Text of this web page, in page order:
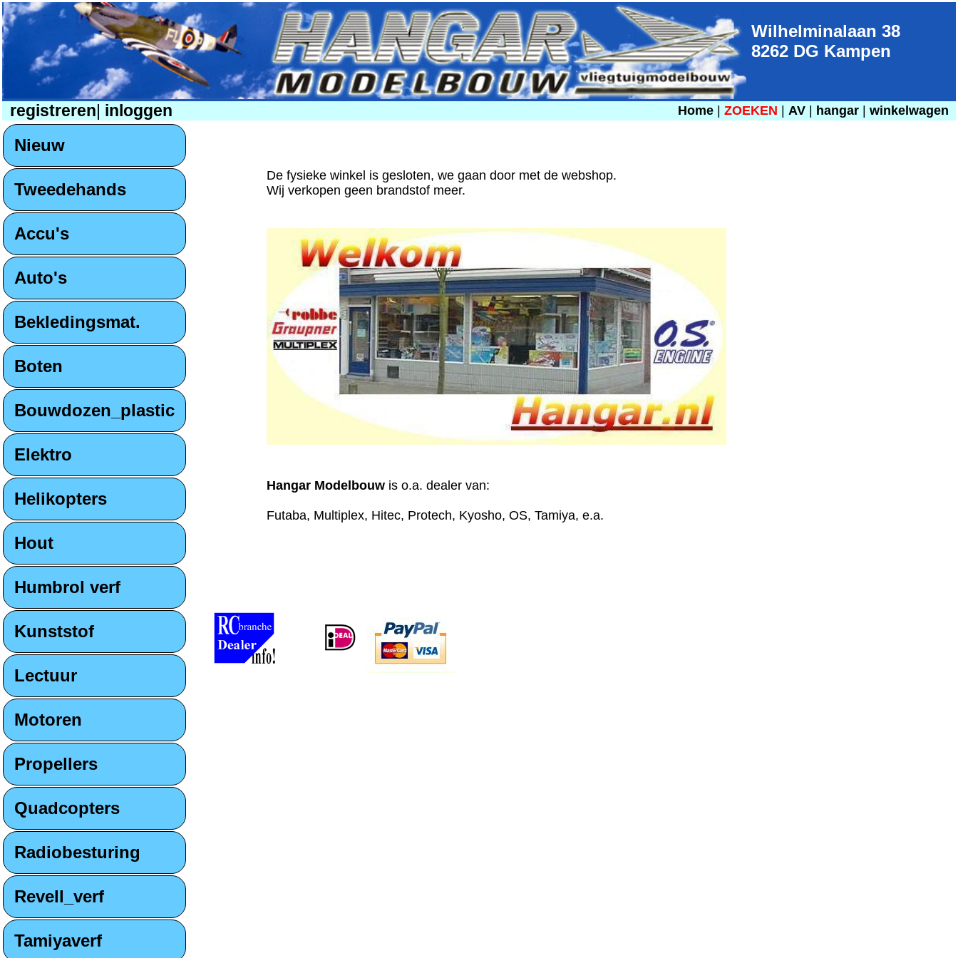
Wilhelminalaan 38
8262 DG Kampen
registreren inloggen Home ZOEKEN AV hangar winkelwagen
Nieuw
Tweedehands
Accu's
Auto's
Bekledingsmat.
Boten
Bouwdozen_plastic
Elektro
Helikopters
Hout
Humbrol verf
Kunststof
Lectuur
Motoren
Propellers
Quadcopters
Radiobesturing
Revell_verf
Tamiyaverf
De fysieke winkel is gesloten, we gaan door met de webshop.
Wij verkopen geen brandstof meer.
Hangar Modelbouwis o.a. dealer van:
Futaba, Multiplex, Hitec, Protech, Kyosho, OS, Tamiya, e.a.